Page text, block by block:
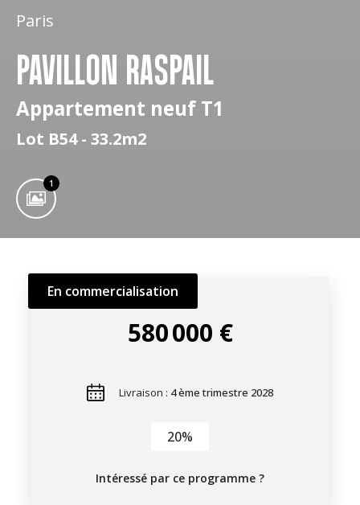
Paris
PAVILLON RASPAIL
Appartement neuf T1
Lot B54 - 33.2m2
1
En commercialisation
580 000 €
Livraison : 4 ème trimestre 2028
20%
Intéressé par ce programme ?